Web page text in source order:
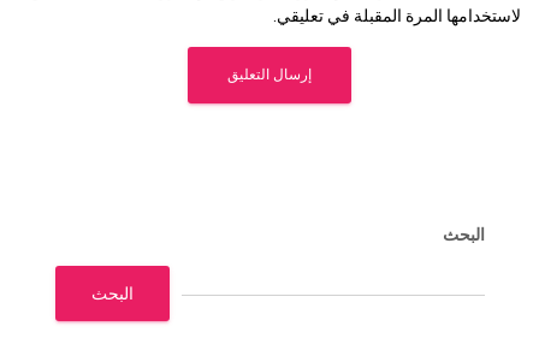
لاستخدامها المرة المقبلة في تعليقي.
البحث
البحث